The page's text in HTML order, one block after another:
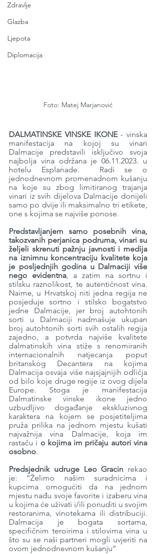
Zdravlje
Glazba
Ljepota
Diplomacija
Foto: Matej Marjanović
DALMATINSKE VINSKE IKONE - vinska
manifestacija na kojoj su vinari
Dalmacije predstavili isključivo svoja
najbolja vina održana je 06.11.2023. u
hotelu Esplanade.  Radi se o
jednodnevnom promenadnom kušanju
na koje su zbog limitiranog trajanja
vinari iz svih dijelova Dalmacije donijeli
samo po dvije ili maksimalno tri etikete,
one s kojima se najviše ponose.
Predstavljanjem samo posebnih vina,
takozvanih perjanica podruma, vinari su
željeli skrenuti pažnju javnosti i medija
na iznimnu koncentraciju kvalitete koja
je posljednjih godina u Dalmaciji više
nego evidentna, a zatim na sortnu i
stilsku raznolikost, te autentičnost vina.
Naime, u Hrvatskoj niti jedna regija ne
posjeduje sortno i stilsko bogatstvo
jedne Dalmacije, jer broj autohtonih
sorti u Dalmaciji nadmašuje ukupan
broj autohtonih sorti svih ostalih regija
zajedno, a potvrda najviše kvalitete
dalmatinskih vina stiže s renomiranih
internacionalnih natjecanja poput
britanskog Decantera na kojima
Dalmacija osvaja više najsjajnijih odličja
od bilo koje druge regije iz ovog dijela
Europe. Stoga je manifestacija
Dalmatinske vinske ikone jedno
uzbudljivo događanje ekskluzivnog
karaktera na kojem se posjetiteljima
pruža prilika na jednom mjestu kušati
najvažnija vina Dalmacije, koja im
rastaču i o kojima im pričaju autori vina
osobno.
Predsjednik udruge Leo Gracin rekao
je: “Želimo našim suradnicima i
kupcima omogućiti da na jednom
mjestu nađu svoje favorite i izaberu vina
u kojima će uživati i/ili ponuditi u svojim
restoranima, vinotekama ili distribuciji.
Dalmacija je bogata sortama,
specifičnim teroirima i stilovima vina u
što su se naši partneri mogli uvjeriti na
ovom jednodnevnom kušanju’’